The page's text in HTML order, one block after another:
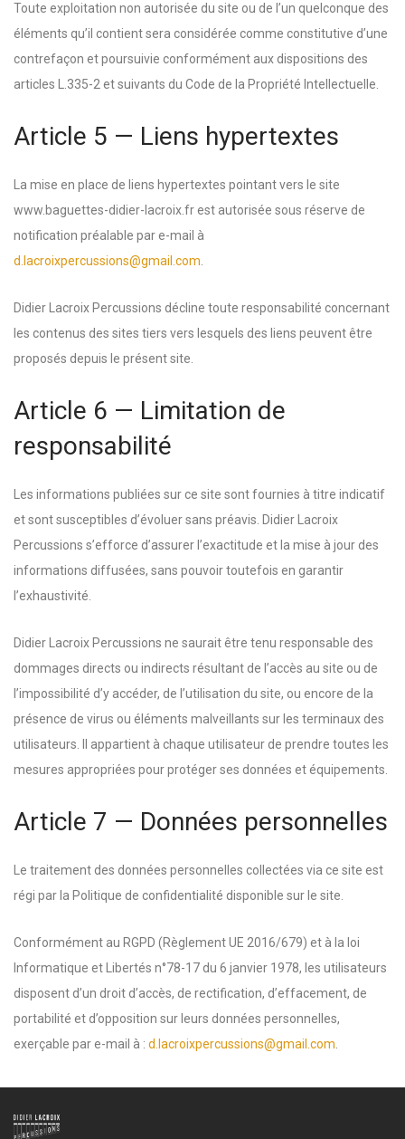
Toute exploitation non autorisée du site ou de l’un quelconque des
éléments qu’il contient sera considérée comme constitutive d’une
contrefaçon et poursuivie conformément aux dispositions des
articles L.335-2 et suivants du Code de la Propriété Intellectuelle.
Article 5 — Liens hypertextes
La mise en place de liens hypertextes pointant vers le site
www.baguettes-didier-lacroix.fr est autorisée sous réserve de
notification préalable par e-mail à
d.lacroixpercussions@gmail.com
Didier Lacroix Percussions décline toute responsabilité concernant
les contenus des sites tiers vers lesquels des liens peuvent être
proposés depuis le présent site.
Article 6 — Limitation de
responsabilité
Les informations publiées sur ce site sont fournies à titre indicatif
et sont susceptibles d’évoluer sans préavis. Didier Lacroix
Percussions s’efforce d’assurer l’exactitude et la mise à jour des
informations diffusées, sans pouvoir toutefois en garantir
l’exhaustivité.
Didier Lacroix Percussions ne saurait être tenu responsable des
dommages directs ou indirects résultant de l’accès au site ou de
l’impossibilité d’y accéder, de l’utilisation du site, ou encore de la
présence de virus ou éléments malveillants sur les terminaux des
utilisateurs. Il appartient à chaque utilisateur de prendre toutes les
mesures appropriées pour protéger ses données et équipements.
Article 7 — Données personnelles
Le traitement des données personnelles collectées via ce site est
régi par la Politique de confidentialité disponible sur le site.
Conformément au RGPD (Règlement UE 2016/679) et à la loi
Informatique et Libertés n°78-17 du 6 janvier 1978, les utilisateurs
disposent d’un droit d’accès, de rectification, d’effacement, de
portabilité et d’opposition sur leurs données personnelles,
exerçable par e-mail à : d.lacroixpercussions@gmail.com